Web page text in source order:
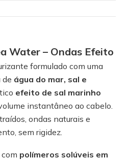
Water – Ondas Efeito
formulado com uma
de água do mar, sal e
efeito de sal marinho
instantâneo ao cabelo.
ondas naturais e
sem rigidez.
polímeros solúveis em